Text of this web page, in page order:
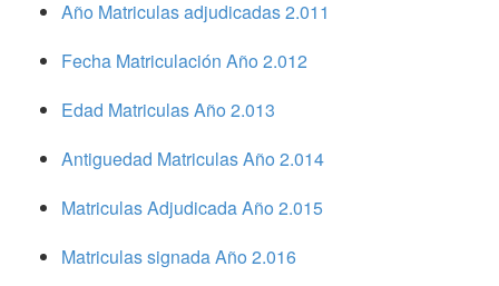
Año Matriculas adjudicadas 2.011
Fecha Matriculación Año 2.012
Edad Matriculas Año 2.013
Antiguedad Matriculas Año 2.014
Matriculas Adjudicada Año 2.015
Matriculas signada Año 2.016